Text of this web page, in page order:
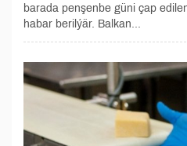
barada penşenbe güni çap
habar berilýär. Balkan...